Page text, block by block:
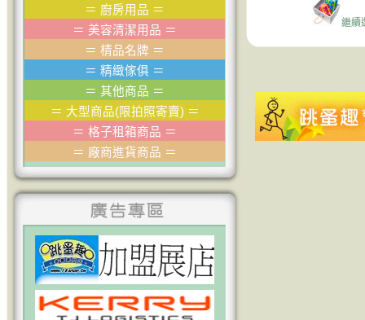
＝ 廚房用品 ＝
＝ 美容清潔用品 ＝
＝ 棈品名牌 ＝
＝ 精緻傢俱 ＝
＝ 其他商品 ＝
＝ 大型商品(限拍照寄賣) ＝
＝ 格子租箱商品 ＝
＝ 廠商進貨商品 ＝
繼續